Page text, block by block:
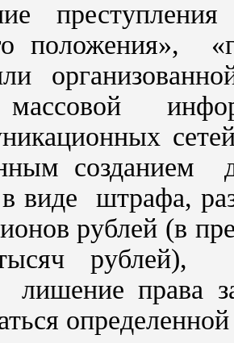
положения»,
массовой
созданием
в виде штрафа,
рублей (в
рублей),
лишение права